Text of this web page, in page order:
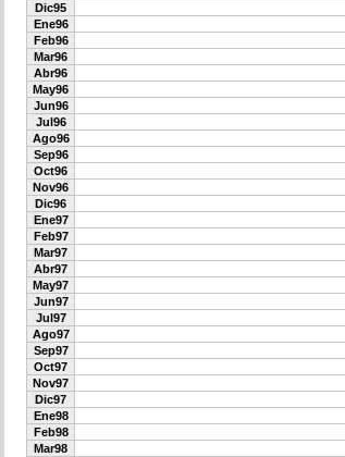
Dic95
Ene96
Feb96
Mar96
Abr96
May96
Jun96
Jul96
Ago96
Sep96
Oct96
Nov96
Dic96
Ene97
Feb97
Mar97
Abr97
May97
Jun97
Jul97
Ago97
Sep97
Oct97
Nov97
Dic97
Ene98
Feb98
Mar98